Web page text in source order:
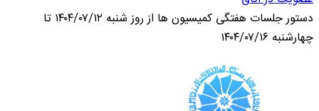
دستور جلسات هفتگی کمیسیون ها از روز شنبه ۱۴۰۴/۰۷/۱۲ تا
چهارشنبه ۱۴۰۴/۰۷/۱۶